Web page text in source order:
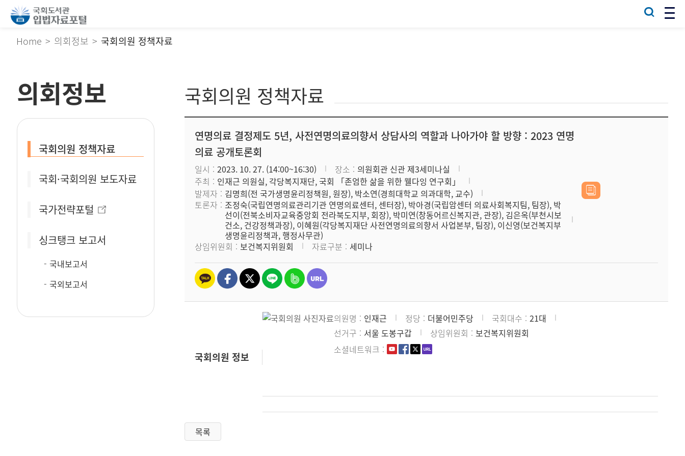
Home 의회정보 국회의원 정책자료
의회정보
국회의원 정책자료
국회·국회의원 보도자료
국가전략포털
싱크탱크 보고서
국내보고서
국외보고서
국회의원 정책자료
연명의료 결정제도 5년, 사전연명의료의향서 상담사의 역할과 나아가야 할 방향 : 2023 연명
의료 공개토론회
일시 2023. 10. 27. (14:00~16:30) 장소
의원회관 신관 제3세미나실
주최
인재근 의원실, 각당복지재단, 국회 「존엄한 삶을 위한 웰다잉 연구회」
발제자
김명희(전 국가생명윤리정책원, 원장), 박소연(경희대학교 의과대학, 교수)
토론자
조정숙(국립연명의료관리기관 연명의료센터, 센터장), 박아경(국립암센터 의료사회복지팀, 팀장), 박
선이(전북소비자교육중앙회 전라북도지부, 회장), 박미연(창동어르신복지관, 관장), 김은옥(부천시보
건소, 건강정책과장), 이혜원(각당복지재단 사전연명의료의향서 사업본부, 팀장), 이신영(보건복지부
생명윤리정책과, 행정사무관)
상임위원회
보건복지위원회 자료구분 세미나
국회의원 정보
의원명 인재근 정당 더불어민주당 국회대수
21대
선거구
서울 도봉구갑 상임위원회
보건복지위원회
소셜네트워크
목록